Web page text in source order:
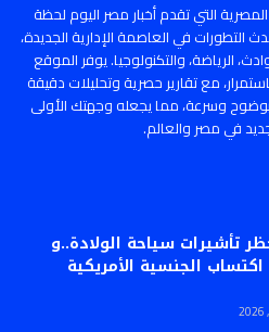
المصرية التي تقدم أخبار مصر اليوم لحظة
التطورات في العاصمة الإدارية الجديدة،
الرياضة، والتكنولوجيا. يوفر الموقع
مع تقارير حصرية وتحليلات دقيقة
وسرعة، مما يجعله وجهتك الأولى
في مصر والعالم.
تأشيرات سياحة الولادة..و
الجنسية الأمريكية